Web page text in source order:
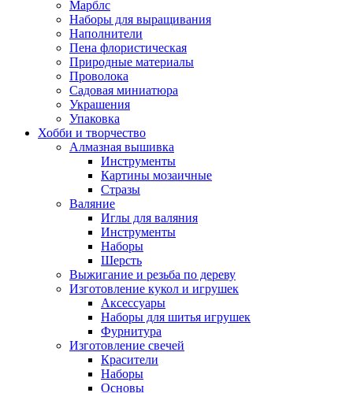
Марблс
Наборы для выращивания
Наполнители
Пена флористическая
Природные материалы
Проволока
Садовая миниатюра
Украшения
Упаковка
Хобби и творчество
Алмазная вышивка
Инструменты
Картины мозаичные
Стразы
Валяние
Иглы для валяния
Инструменты
Наборы
Шерсть
Выжигание и резьба по дереву
Изготовление кукол и игрушек
Аксессуары
Наборы для шитья игрушек
Фурнитура
Изготовление свечей
Красители
Наборы
Основы